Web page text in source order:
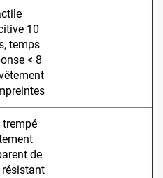
10
temps
< 8
trempé
de
résistant